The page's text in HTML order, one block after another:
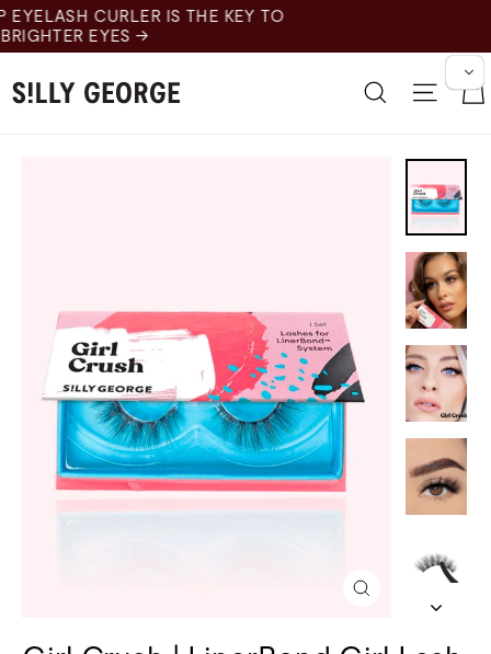
跳
至
内
容
TO
搜索 网站